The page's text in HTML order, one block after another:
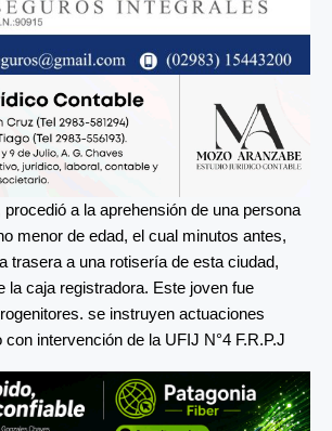
a la aprehensión de una persona
menor de edad, el cual minutos antes,
trasera a una rotisería de esta ciudad,
la caja registradora. Este joven fue
se instruyen actuaciones
intervención de la UFIJ N°4 F.R.P.J